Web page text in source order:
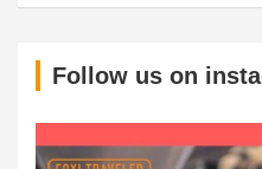
Follow us on